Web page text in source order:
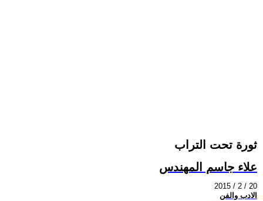
ثورة تحت التراب
علاء جاسم المهندس
2015 / 2 / 20
الادب والفن